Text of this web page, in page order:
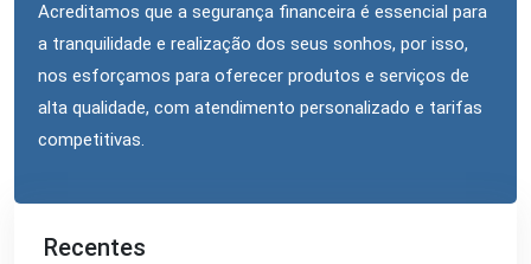
Acreditamos que a segurança financeira é essencial para
a tranquilidade e realização dos seus sonhos, por isso,
nos esforçamos para oferecer produtos e serviços de
alta qualidade, com atendimento personalizado e tarifas
competitivas.
Recentes